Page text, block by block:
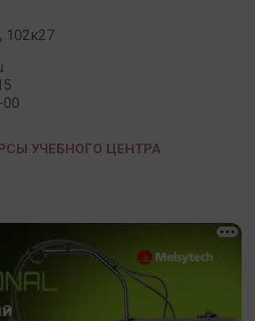
102к27
00
УЧЕБНОГО ЦЕНТРА